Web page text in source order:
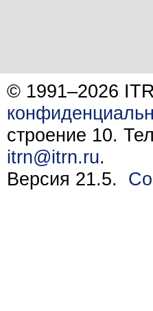
© 1991–2026
строение 10.
itrn@itrn.ru.
Версия 21.5.